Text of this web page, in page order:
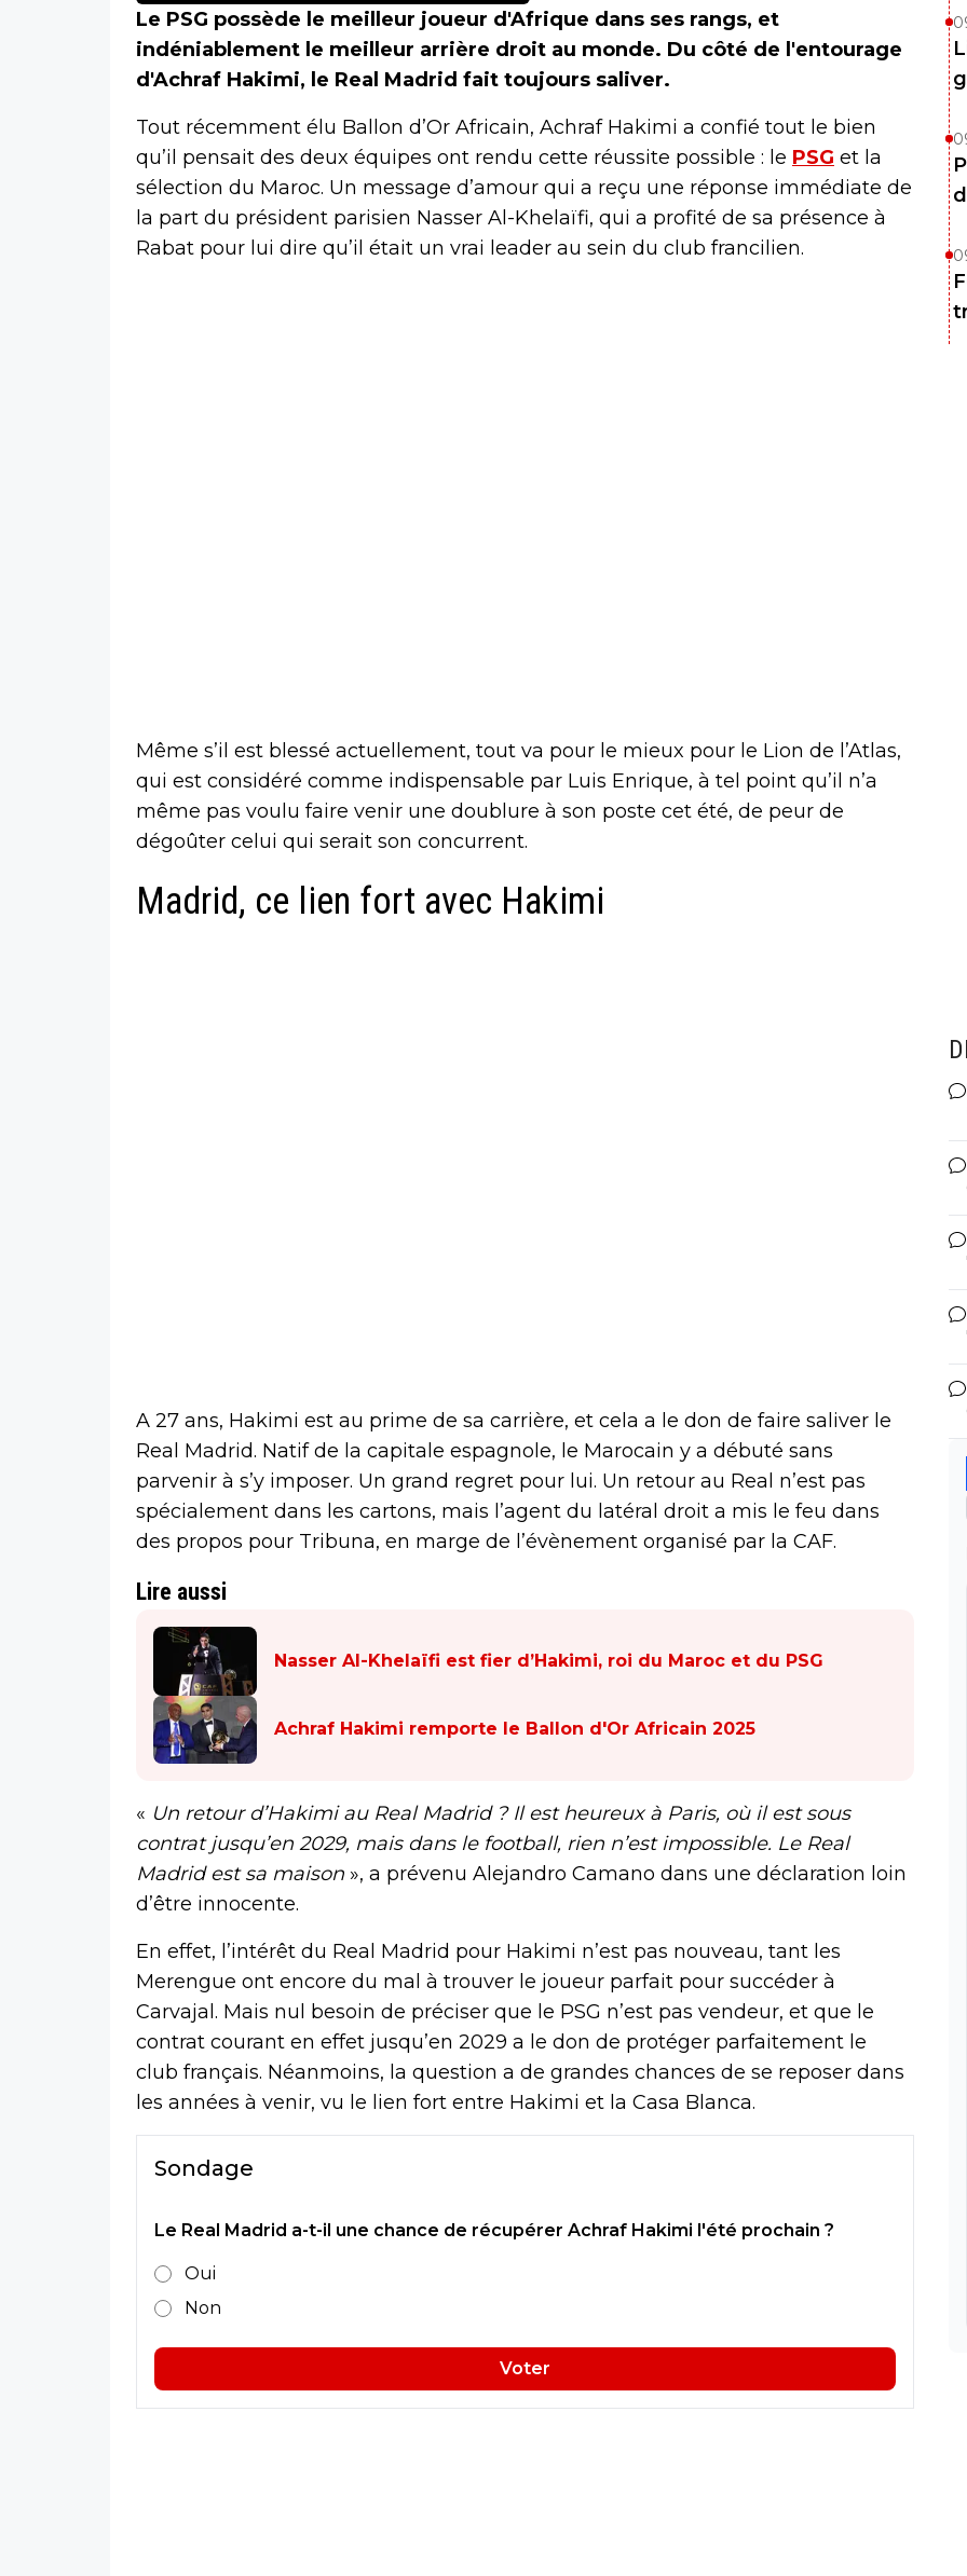
Le PSG possède le meilleur joueur d'Afrique dans ses rangs, et
indéniablement le meilleur arrière droit au monde. Du côté de l'entourage
d'Achraf Hakimi, le Real Madrid fait toujours saliver.
Tout récemment élu Ballon d’Or Africain, Achraf Hakimi a confié tout le bien
qu’il pensait des deux équipes ont rendu cette réussite possible : le PSG et la
sélection du Maroc. Un message d’amour qui a reçu une réponse immédiate de
la part du président parisien Nasser Al-Khelaïfi, qui a profité de sa présence à
Rabat pour lui dire qu’il était un vrai leader au sein du club francilien.
Même s’il est blessé actuellement, tout va pour le mieux pour le Lion de l’Atlas,
qui est considéré comme indispensable par Luis Enrique, à tel point qu’il n’a
même pas voulu faire venir une doublure à son poste cet été, de peur de
dégoûter celui qui serait son concurrent.
Madrid, ce lien fort avec Hakimi
A 27 ans, Hakimi est au prime de sa carrière, et cela a le don de faire saliver le
Real Madrid. Natif de la capitale espagnole, le Marocain y a débuté sans
parvenir à s’y imposer. Un grand regret pour lui. Un retour au Real n’est pas
spécialement dans les cartons, mais l’agent du latéral droit a mis le feu dans
des propos pour Tribuna, en marge de l’évènement organisé par la CAF.
Lire aussi
Nasser Al-Khelaïfi est fier d’Hakimi, roi du Maroc et du PSG
Achraf Hakimi remporte le Ballon d'Or Africain 2025
« Un retour d’Hakimi au Real Madrid ? Il est heureux à Paris, où il est sous
contrat jusqu’en 2029, mais dans le football, rien n’est impossible. Le Real
Madrid est sa maison », a prévenu Alejandro Camano dans une déclaration loin
d’être innocente.
En effet, l’intérêt du Real Madrid pour Hakimi n’est pas nouveau, tant les
Merengue ont encore du mal à trouver le joueur parfait pour succéder à
Carvajal. Mais nul besoin de préciser que le PSG n’est pas vendeur, et que le
contrat courant en effet jusqu’en 2029 a le don de protéger parfaitement le
club français. Néanmoins, la question a de grandes chances de se reposer dans
les années à venir, vu le lien fort entre Hakimi et la Casa Blanca.
Sondage
Le Real Madrid a-t-il une chance de récupérer Achraf Hakimi l'été prochain ?
Oui
Non
Voter